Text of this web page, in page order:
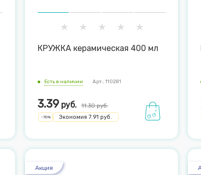
КРУЖКА керамическая 400 мл
Есть в наличии Арт.: 110281
3.39руб. 11.30руб.
-70% Экономия 7.91 руб.
Акция